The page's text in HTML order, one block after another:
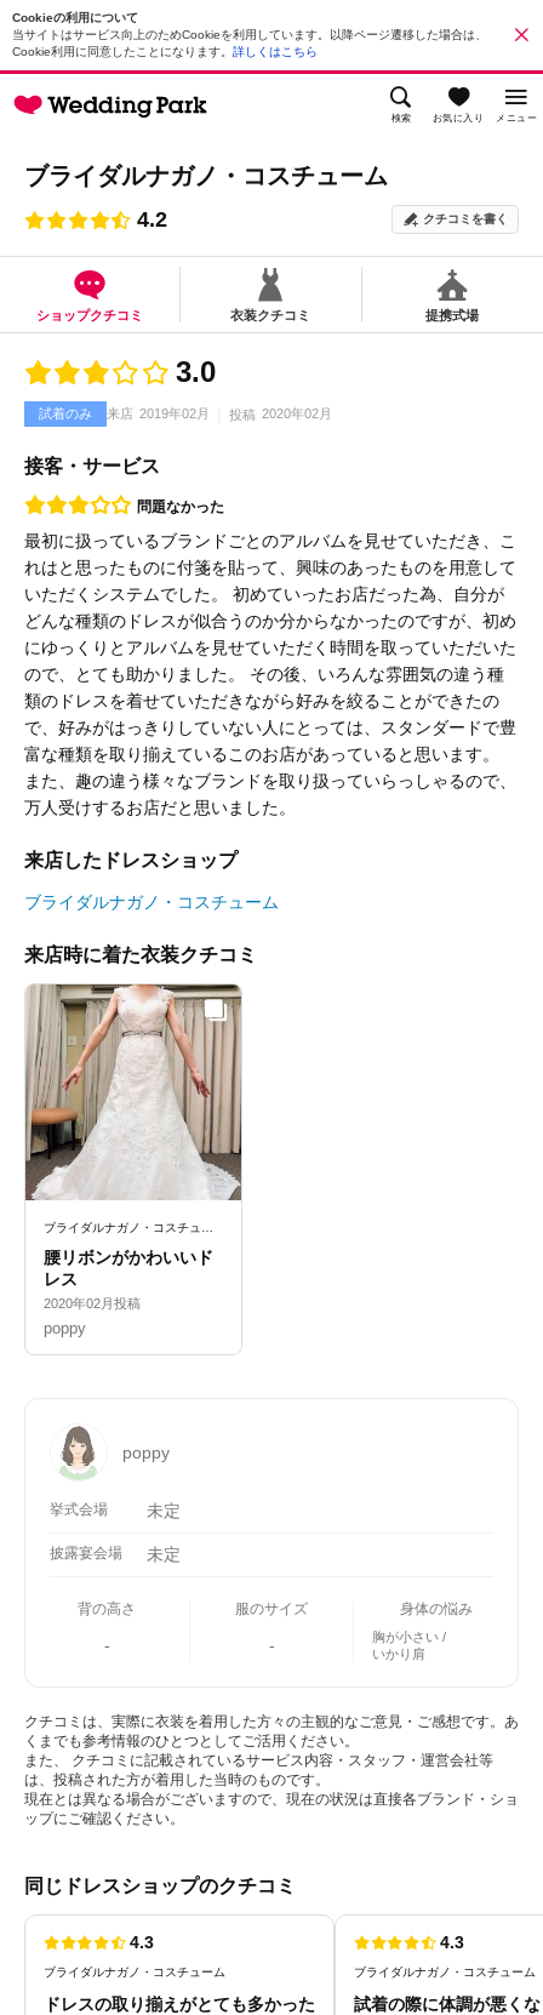
Cookieの利用について
当サイトはサービス向上のためCookieを利用しています。以降ページ遷移した場合は、
Cookie利用に同意したことになります。 詳しくはこちら
検索 お気に入り メニュー
ブライダルナガノ・コスチューム
4.2 クチコミを書く
ショップクチコミ 衣装クチコミ 提携式場
3.0
試着のみ 来店 2019年02月 投稿 2020年02月
接客・サービス
問題なかった
最初に扱っているブランドごとのアルバムを見せていただき、こ
れはと思ったものに付箋を貼って、興味のあったものを用意して
いただくシステムでした。 初めていったお店だった為、自分が
どんな種類のドレスが似合うのか分からなかったのですが、初め
にゆっくりとアルバムを見せていただく時間を取っていただいた
ので、とても助かりました。 その後、いろんな雰囲気の違う種
類のドレスを着せていただきながら好みを絞ることができたの
で、好みがはっきりしていない人にとっては、スタンダードで豊
富な種類を取り揃えているこのお店があっていると思います。
また、趣の違う様々なブランドを取り扱っていらっしゃるので、
万人受けするお店だと思いました。
来店したドレスショップ
ブライダルナガノ・コスチューム
来店時に着た衣装クチコミ
腰リボンがかわいいド
レス
2020年02月投稿
poppy
poppy
挙式会場 未定
披露宴会場 未定
背の高さ
-
服のサイズ
-
身体の悩み
胸が小さい
いかり肩
クチコミは、実際に衣装を着用した方々の主観的なご意見・ご感想です。あ
くまでも参考情報のひとつとしてご活用ください。
また、 クチコミに記載されているサービス内容・スタッフ・運営会社等
は、投稿された方が着用した当時のものです。
現在とは異なる場合がございますので、現在の状況は直接各ブランド・ショ
ップにご確認ください。
同じドレスショップのクチコミ
4.3
ブライダルナガノ・コスチューム
ドレスの取り揃えがとても多かった
4.3
ブライダルナガノ・コスチューム
試着の際に体調が悪く